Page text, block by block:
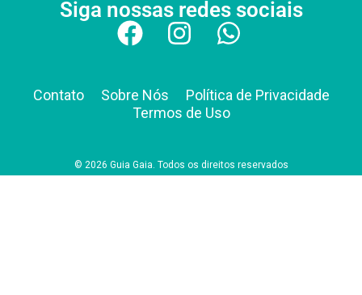
Siga nossas redes sociais
Contato Sobre Nós
Política de Privacidade
Termos de Uso
© 2026 Guia Gaia. Todos os direitos reservados